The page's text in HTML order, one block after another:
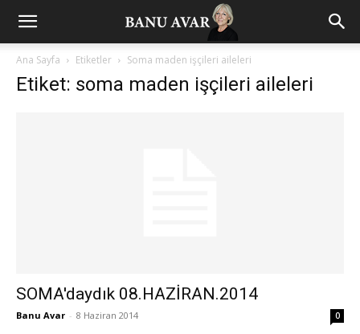
Ana Sayfa Etiketler Soma maden işçileri aileleri
Etiket: soma maden işçileri aileleri
SOMA'daydık 08.HAZİRAN.2014
Banu Avar - 8 Haziran 2014 0